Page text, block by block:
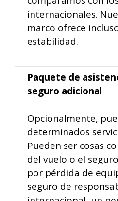
internacionales.
marco ofrece
estabilidad.
Paquete de
seguro adicional
Opcionalmente,
determinados
Pueden ser cosas
del vuelo o el
por pérdida de
seguro de